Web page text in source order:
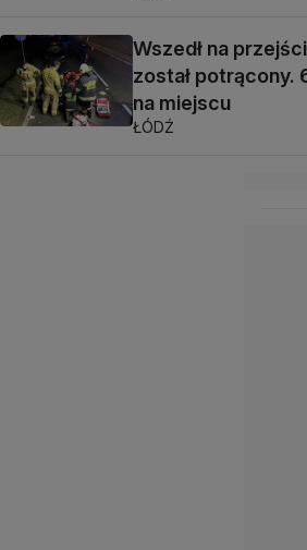
Wszedł na
został potrącony.
na miejscu
ŁÓDŹ